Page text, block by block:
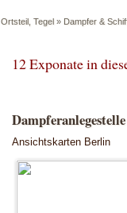
Ortsteil, Tegel » Dampfer &
12 Exponate in
Ansichtskarten Berlin